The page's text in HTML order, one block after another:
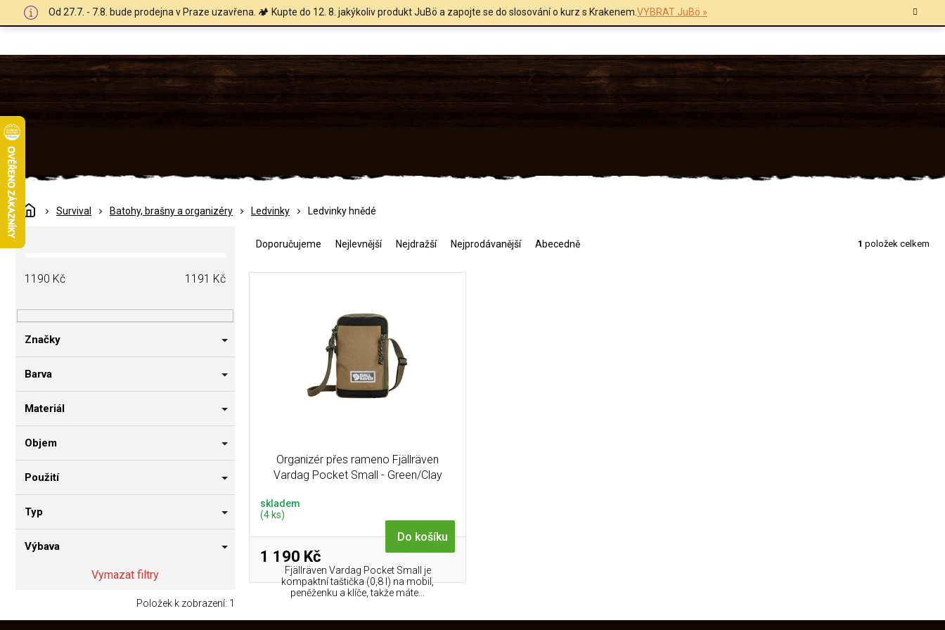
Od 27.7. - 7.8. bude prodejna v Praze uzavřena. 🏕️ Kupte do 12. 8. jakýkoliv produkt JuBö a zapojte se do slosování o kurz s Krakenem.VYBRAT JuBö »
DomůSurvival Batohy, brašny a organizéry Ledvinky Ledvinky hnědé
P
o
a
n
í
a
1190 Kč 1191 Kč
Značky
Barva
Materiál
Objem
Použití
Typ
Výbava
Vymazat filtry
Položek k zobrazení: 1
e
Doporučujeme Nejlevnější Nejdražší Nejprodávanější Abecedně 1 položek celkem
Organizér přes rameno Fjällräven
Vardag Pocket Small - Green/Clay
skladem
(4 ks)
1 190 Kč
Do košíku
Fjällräven Vardag Pocket Small je
kompaktní taštička (0,8 l) na mobil,
peněženku a klíče, takže máte...
O